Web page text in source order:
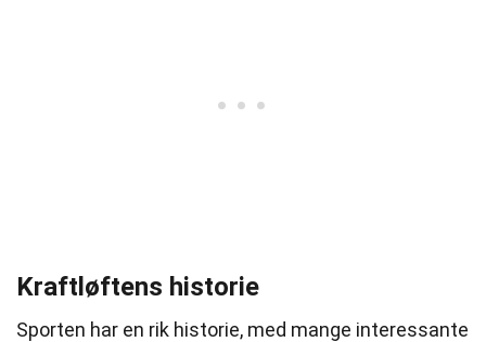
Kraftløftens historie
Sporten har en rik historie, med mange interessante